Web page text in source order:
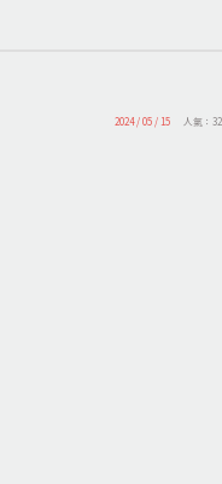
2024 / 05 / 15 人氣：